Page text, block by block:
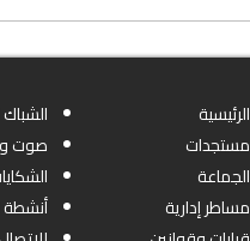
الرئيسية
مستجدات
الجماعة
مساطر إدارية
صوت
أنشطة